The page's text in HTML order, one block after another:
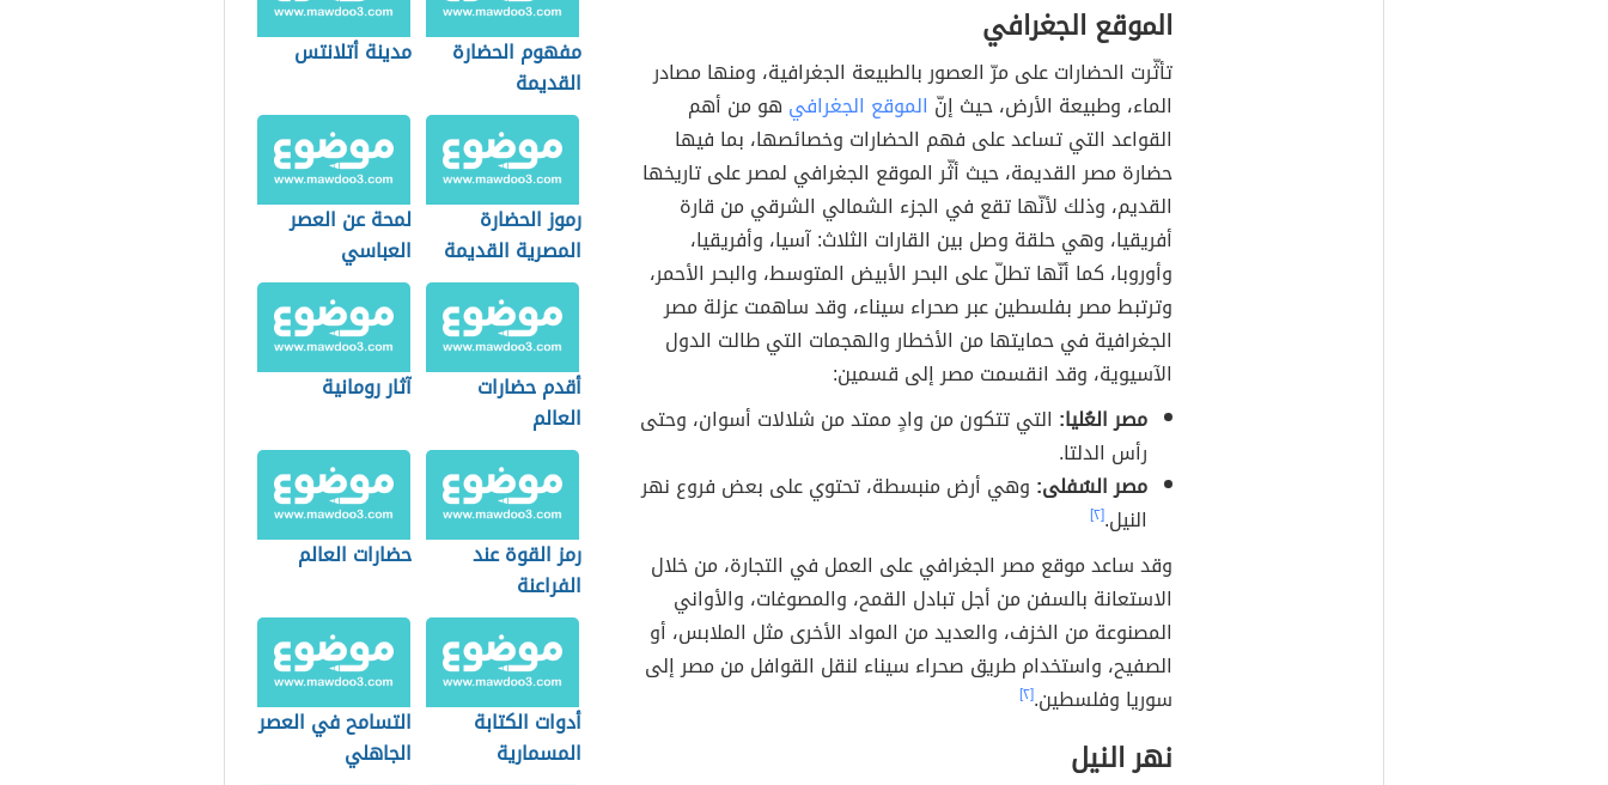
الموقع الجغرافي
تأثّرت الحضارات على مرّ العصور بالطبيعة الجغرافية، ومنها مصادر
الماء، وطبيعة الأرض، حيث إنّ الموقع الجغرافي هو من أهم
القواعد التي تساعد على فهم الحضارات وخصائصها، بما فيها
حضارة مصر القديمة، حيث أثّر الموقع الجغرافي لمصر على تاريخها
القديم، وذلك لأنّها تقع في الجزء الشمالي الشرقي من قارة
أفريقيا، وهي حلقة وصل بين القارات الثلاث: آسيا، وأفريقيا،
وأوروبا، كما أنّها تطلّ على البحر الأبيض المتوسط، والبحر الأحمر،
وترتبط مصر بفلسطين عبر صحراء سيناء، وقد ساهمت عزلة مصر
الجغرافية في حمايتها من الأخطار والهجمات التي طالت الدول
الآسيوية، وقد انقسمت مصر إلى قسمين:
مصر العُليا: التي تتكون من وادٍ ممتد من شلالات أسوان، وحتى
رأس الدلتا.
مصر السُفلى: وهي أرض منبسطة، تحتوي على بعض فروع نهر
النيل.[٢]
وقد ساعد موقع مصر الجغرافي على العمل في التجارة، من خلال
الاستعانة بالسفن من أجل تبادل القمح، والمصوغات، والأواني
المصنوعة من الخزف، والعديد من المواد الأخرى مثل الملابس، أو
الصفيح، واستخدام طريق صحراء سيناء لنقل القوافل من مصر إلى
سوريا وفلسطين.[٢]
نهر النيل
مفهوم الحضارة
القديمة
مدينة أتلانتس
رموز الحضارة
المصرية القديمة
لمحة عن العصر
العباسي
أقدم حضارات
العالم
آثار رومانية
رمز القوة عند
الفراعنة
حضارات العالم
أدوات الكتابة
المسمارية
التسامح في العصر
الجاهلي